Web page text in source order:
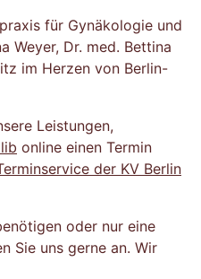
für Gynäkologie und
Weyer, Dr. med. Bettina
im Herzen von Berlin-
Leistungen,
online einen Termin
der KV Berlin
oder nur eine
Sie uns gerne an. Wir